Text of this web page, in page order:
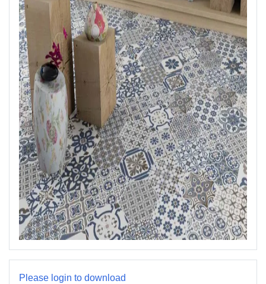
Please login to download